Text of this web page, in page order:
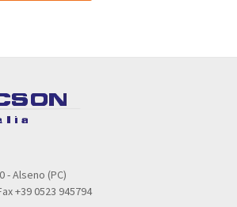
- Alseno (PC)
+39 0523 945794